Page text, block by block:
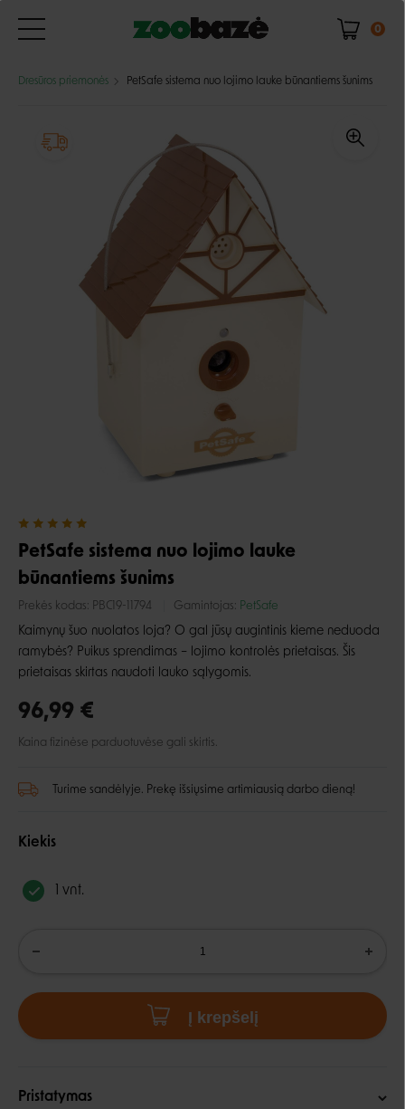
0
Dresūros priemonės PetSafe sistema nuo lojimo lauke būnantiems šunims
PetSafe sistema nuo lojimo lauke
būnantiems šunims
Prekės kodas: PBC19-11794 Gamintojas: PetSafe
Kaimynų šuo nuolatos loja? O gal jūsų augintinis kieme neduoda
ramybės? Puikus sprendimas – lojimo kontrolės prietaisas. Šis
prietaisas skirtas naudoti lauko sąlygomis.
96,99 €
Kaina fizinėse parduotuvėse gali skirtis.
Turime sandėlyje. Prekę išsiųsime artimiausią darbo dieną!
Kiekis
1 vnt.
Į krepšelį
Pristatymas